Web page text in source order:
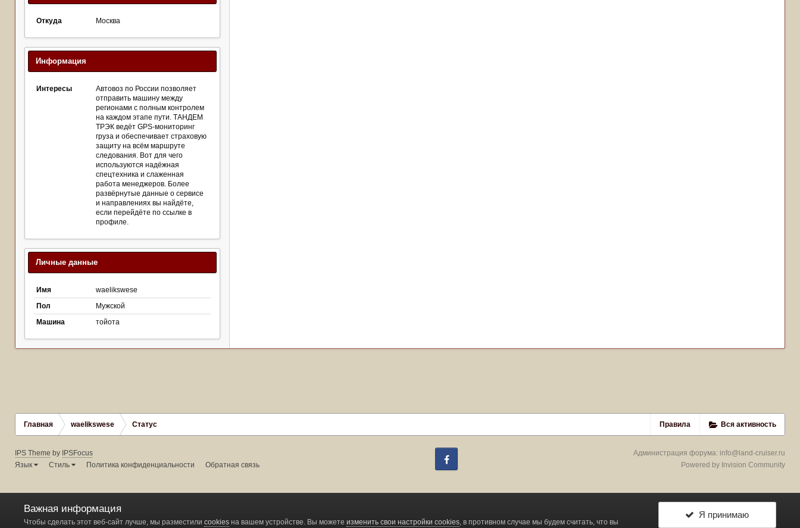
Откуда Москва
Информация
Интересы
Автовоз по России позволяет
отправить машину между
регионами с полным контролем
на каждом этапе пути. ТАНДЕМ
ТРЭК ведёт GPS-мониторинг
груза и обеспечивает страховую
защиту на всём маршруте
следования. Вот для чего
используются надёжная
спецтехника и слаженная
работа менеджеров. Более
развёрнутые данные о сервисе
и направлениях вы найдёте,
если перейдёте по ссылке в
профиле.
Личные данные
Имя
waelikswese
Пол
Мужской
Машина
тойота
Правила Вся активность
Главная waelikswese Статус
IPS Theme by IPSFocus
Язык
Стиль Политика конфиденциальности Обратная связь
Администрация форума: info@land-cruiser.ru
Powered by Invision Community
Важная информация
Чтобы сделать этот веб-сайт лучше, мы разместили cookies на вашем устройстве. Вы можете изменить свои настройки cookies, в противном случае мы будем считать, что вы
Я принимаю